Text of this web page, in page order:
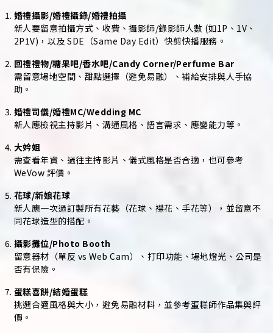
婚禮攝影/婚禮攝錄/婚禮拍攝
新人要留意拍攝方式、收費、攝影師/錄影師人數 (如1P、1V、
2P1V)，以及 SDE（Same Day Edit）快剪快播服務。
回禮禮物/糖果吧/香水吧/Candy Corner/Perfume Bar
需留意場地空間、甜點選擇（避免易融）、補給安排與人手協
助。
婚禮司儀/婚禮MC/Wedding MC
新人應檢視主持影片、溝通風格、語言需求、應變能力等。
大妗姐
需查看年資、過往主持影片、儀式風格是否合適，也可參考
WeVow 評價。
花球/新娘花球
新人應一次過訂製所有花藝（花球、襟花、手花等），並留意不
同花球造型的搭配。
攝影攤位/Photo Booth
留意器材（單反 vs Web Cam）、打印功能、場地燈光、公司是
否有保險。
蛋糕喜餅/結婚蛋糕
挑選合適風格與大小，避免易融材料，並參考蛋糕師作品集與評
價。